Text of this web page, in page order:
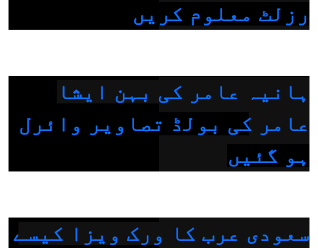
رزلٹ معلوم کریں
ہانیہ عامر کی بہن ایشا
عامر کی بولڈ تصاویر وائرل
ہو گئیں
سعودی عرب کا ورک ویزا کیسے